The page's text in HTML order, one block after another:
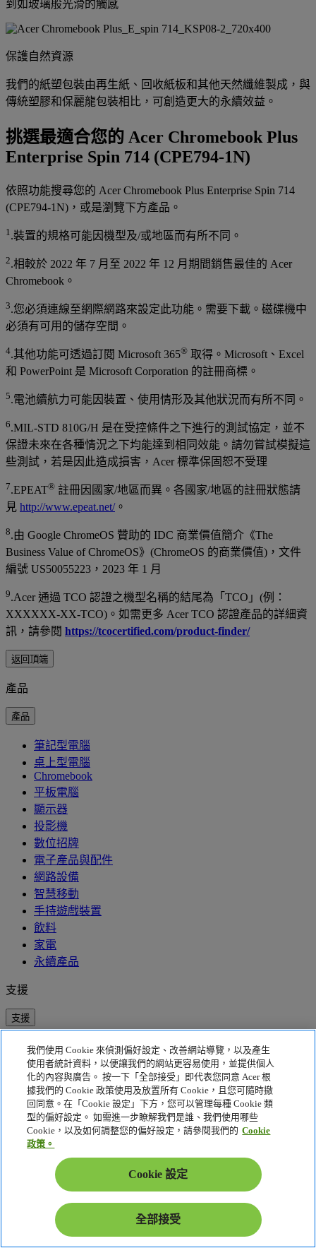
到如玻璃般光滑的觸感
保護自然資源
我們的紙塑包裝由再生紙、回收紙板和其他天然纖維製成，與
傳統塑膠和保麗龍包裝相比，可創造更大的永續效益。
挑選最適合您的 Acer Chromebook Plus
Enterprise Spin 714 (CPE794-1N)
依照功能搜尋您的 Acer Chromebook Plus Enterprise Spin 714
(CPE794-1N)，或是瀏覽下方產品。
1 .裝置的規格可能因機型及/或地區而有所不同。
2.相較於 2022 年 7 月至 2022 年 12 月期間銷售最佳的 Acer
Chromebook。
3.您必須連線至網際網路來設定此功能。需要下載。磁碟機中
必須有可用的儲存空間。
4.其他功能可透過訂閱 Microsoft 365® 取得。Microsoft、Excel
和 PowerPoint 是 Microsoft Corporation 的註冊商標。
5.電池續航力可能因裝置、使用情形及其他狀況而有所不同。
6.MIL-STD 810G/H 是在受控條件之下進行的測試協定，並不
保證未來在各種情況之下均能達到相同效能。請勿嘗試模擬這
些測試，若是因此造成損害，Acer 標準保固恕不受理
7.EPEAT® 註冊因國家/地區而異。各國家/地區的註冊狀態請
見 http://www.epeat.net/。
8.由 Google ChromeOS 贊助的 IDC 商業價值簡介《The
Business Value of ChromeOS》(ChromeOS 的商業價值)，文件
編號 US50055223，2023 年 1 月
9.Acer 通過 TCO 認證之機型名稱的結尾為「TCO」(例：
XXXXXX-XX-TCO)。如需更多 Acer TCO 認證產品的詳細資
訊，請參閱 https://tcocertified.com/product-finder/
返回頂端
產品
產品
筆記型電腦
桌上型電腦
Chromebook
平板電腦
顯示器
投影機
數位招牌
電子產品與配件
網路設備
智慧移動
手持遊戲裝置
飲料
家電
永續產品
支援
支援
Acer ID
註冊產品
Acer Community
驅動程式與說明手冊
Acer 答案集
聯絡資訊
延伸保固註冊
Acer Global Account Portal
尋找商店
我們使用 Cookie 來偵測偏好設定、改善網站導覽，以及產生
使用者統計資料，以便讓我們的網站更容易使用，並提供個人
化的內容與廣告。 按一下「全部接受」即代表您同意 Acer 根
據我們的 Cookie 政策使用及放置所有 Cookie，且您可隨時撤
回同意。在「Cookie 設定」下方，您可以管理每種 Cookie 類
型的偏好設定。 如需進一步瞭解我們是誰、我們使用哪些
Cookie，以及如何調整您的偏好設定，請參閱我們的 Cookie
政策。
Cookie 設定
全部接受